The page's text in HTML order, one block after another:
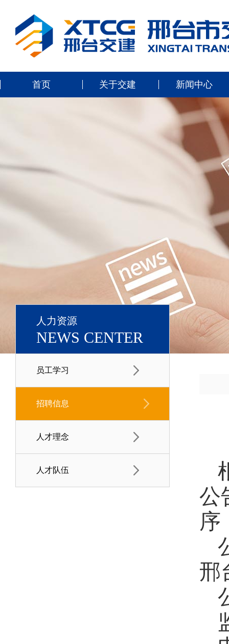
首页 关于交建 新闻中心
人力资源
NEWS CENTER
员工学习
招聘信息
人才理念
人才队伍
公
序
邢